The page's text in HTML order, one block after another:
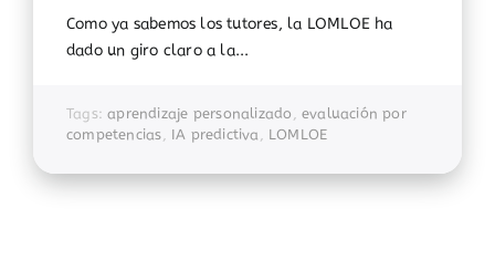
Como ya sabemos los tutores, la LOMLOE ha
dado un giro claro a la...
Tags:aprendizaje personalizado, evaluación por
competencias, IA predictiva, LOMLOE